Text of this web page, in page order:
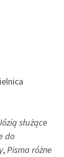
służące
do
,Pisma różne